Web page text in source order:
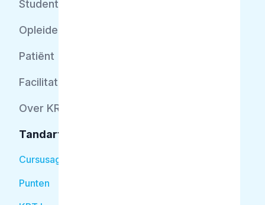
Student
Opleider
Patiënt
Facilitator
Over KRT
Tandarts
Cursusagenda
Punten